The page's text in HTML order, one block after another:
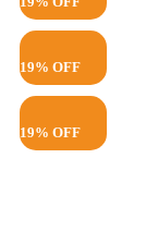
19% OFF
19% OFF